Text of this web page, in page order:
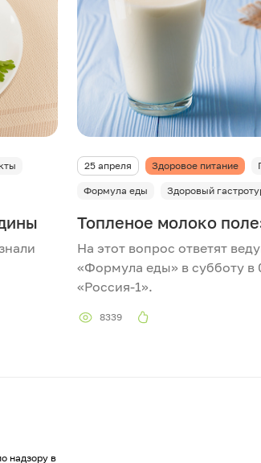
25 апреля Здоровое питание
Формула еды Здоровый
Топленое молоко
На этот вопрос ответят
«Формула еды» в субботу в
«Россия-1».
8339
надзору в